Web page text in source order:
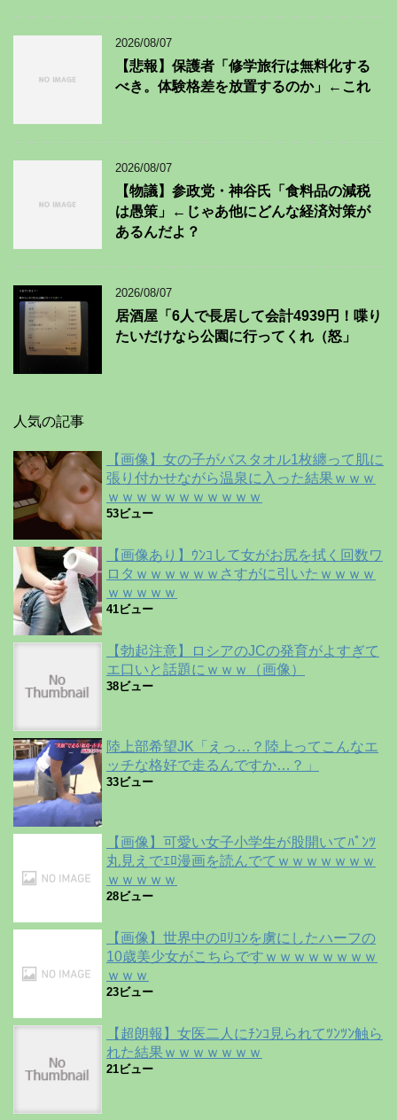
2026/08/07
【悲報】保護者「修学旅行は無料化する
べき。体験格差を放置するのか」←これ
2026/08/07
【物議】参政党・神谷氏「食料品の減税
は愚策」←じゃあ他にどんな経済対策が
あるんだよ？
2026/08/07
居酒屋「6人で長居して会計4939円！喋り
たいだけなら公園に行ってくれ（怒」
人気の記事
【画像】女の子がバスタオル1枚纏って肌に
張り付かせながら温泉に入った結果ｗｗｗ
ｗｗｗｗｗｗｗｗｗｗｗ
53ビュー
【画像あり】ｳﾝｺして女がお尻を拭く回数ワ
ロタｗｗｗｗｗｗさすがに引いたｗｗｗｗ
ｗｗｗｗｗ
41ビュー
【勃起注意】ロシアのJCの発育がよすぎて
エ口いと話題にｗｗｗ（画像）
38ビュー
陸上部希望JK「えっ…？陸上ってこんなエ
ッチな格好で走るんですか…？」
33ビュー
【画像】可愛い女子小学生が股開いてﾊﾟﾝﾂ
丸見えでｴﾛ漫画を読んでてｗｗｗｗｗｗｗ
ｗｗｗｗｗ
28ビュー
【画像】世界中のﾛﾘｺﾝを虜にしたハーフの
10歳美少女がこちらですｗｗｗｗｗｗｗｗ
ｗｗｗ
23ビュー
【超朗報】女医二人にﾁﾝｺ見られてﾂﾝﾂﾝ触ら
れた結果ｗｗｗｗｗｗｗ
21ビュー